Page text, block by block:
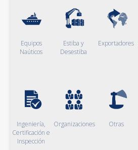
Equipos
Naúticos
Estiba y
Desestiba
Exportadores
Ingeniería,
Certificación e
Inspección
Organizaciones Otras